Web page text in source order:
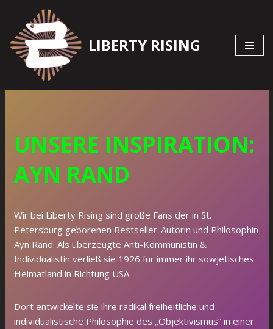
Zum
Inhalt
springen
LIBERTY RISING
UNSERE INSPIRATION:
AYN RAND
Wir bei Liberty Rising sind große Fans der in St.
Petersburg geborenen Bestseller-Autorin und Philosophin
Ayn Rand. Als überzeugte Anti-Kommunistin &
Individualistin verließ sie 1926 für immer ihr sowjetisches
Heimatland in Richtung USA.
Dort entwickelte sie ihre radikal freiheitliche und
individualistische Philosophie des „Objektivismus“ in einer